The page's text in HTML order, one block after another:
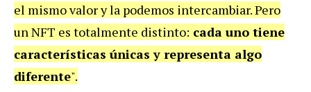
el mismo valor y la podemos intercambiar. Pero
unNFT es totalmente distinto: cada uno tiene
características únicas y representa algo
diferente".